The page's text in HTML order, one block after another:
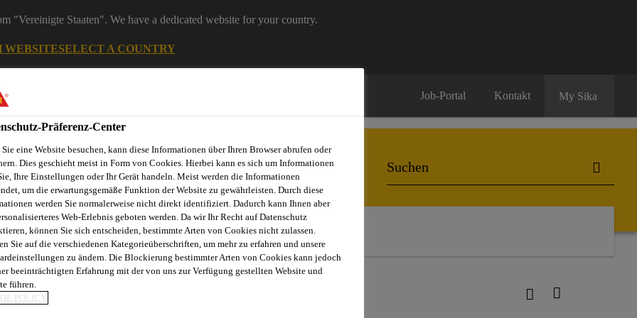
"Vereinigte Staaten". We have a dedicated website for your country.
WEBSITESELECT A COUNTRY
Industry Job-Portal Kontakt My Sika
Windschutzscheiben
Präferenz-Center
Sie eine Website besuchen, kann diese Informationen über Ihren Browser abrufen oder
Dies geschieht meist in Form von Cookies. Hierbei kann es sich um Informationen
Ihre Einstellungen oder Ihr Gerät handeln. Meist werden die Informationen
um die erwartungsgemäße Funktion der Website zu gewährleisten. Durch diese
werden Sie normalerweise nicht direkt identifiziert. Dadurch kann Ihnen aber
Web-Erlebnis geboten werden. Da wir Ihr Recht auf Datenschutz
können Sie sich entscheiden, bestimmte Arten von Cookies nicht zulassen.
Sie auf die verschiedenen Kategorieüberschriften, um mehr zu erfahren und unsere
zu ändern. Die Blockierung bestimmter Arten von Cookies kann jedoch
beeinträchtigten Erfahrung mit der von uns zur Verfügung gestellten Website und
führen.
POLICY